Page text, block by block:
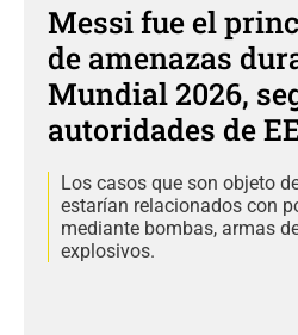
Messi fue el
de amenazas
Mundial 2026,
autoridades de
Los casos que son objeto
estarían relacionados con
mediante bombas, armas
explosivos.